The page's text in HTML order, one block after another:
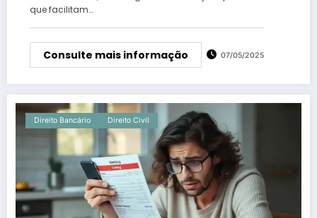
que facilitam…
Consulte mais informação 07/05/2025
Direito Bancário Direito Civil